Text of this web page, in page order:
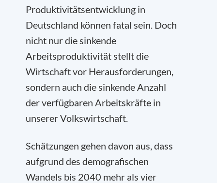
Produktivitätsentwicklung in
Deutschland können fatal sein. Doch
nicht nur die sinkende
Arbeitsproduktivität stellt die
Wirtschaft vor Herausforderungen,
sondern auch die sinkende Anzahl
der verfügbaren Arbeitskräfte in
unserer Volkswirtschaft.
Schätzungen gehen davon aus, dass
aufgrund des demografischen
Wandels bis 2040 mehr als vier